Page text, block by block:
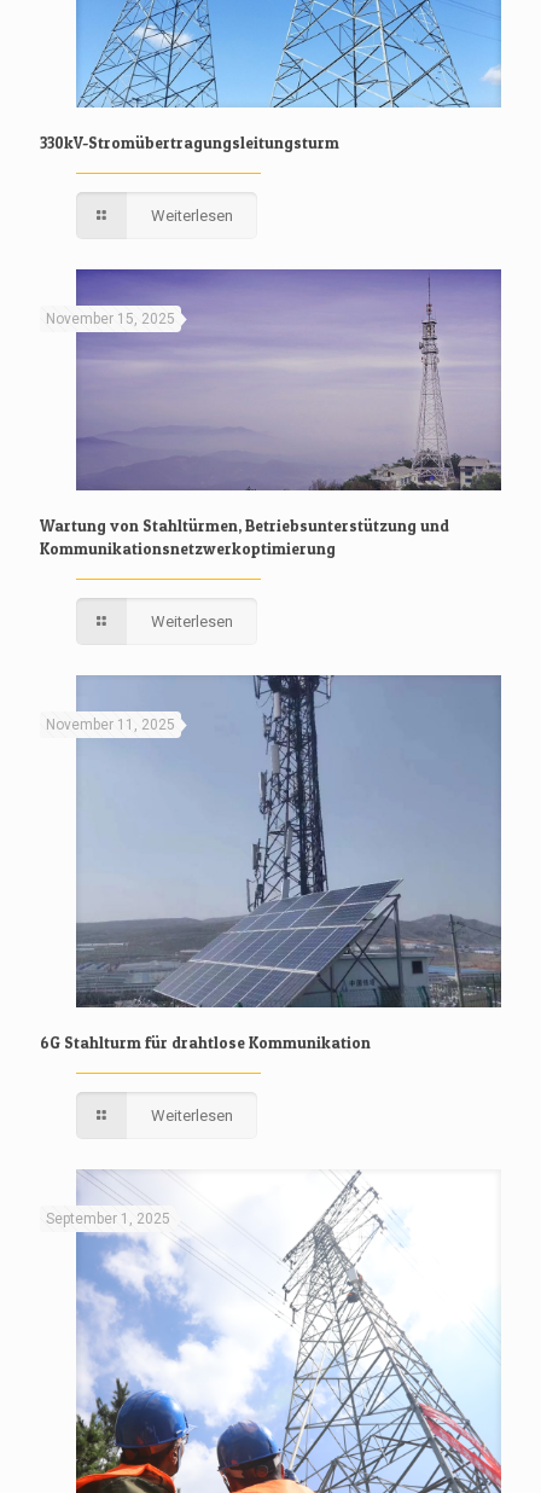
330kV-Stromübertragungsleitungsturm
Weiterlesen
November 15, 2025
Wartung von Stahltürmen, Betriebsunterstützung und
Kommunikationsnetzwerkoptimierung
Weiterlesen
November 11, 2025
6G Stahlturm für drahtlose Kommunikation
Weiterlesen
September 1, 2025